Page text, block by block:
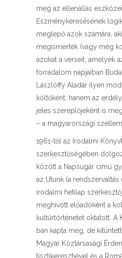
meg az ellenállás
Eszménykeresésének
meglepő azok számára,
megismerték (vagy még
azokat a verseit, amelyek
forradalom napjaiban
Lászlóffy Aladár ilyen
költőként, hanem az
jeles szereplőjeként is
– a magyarországi
1961-től az Irodalmi
szerkesztőségében
között a Napsugár című
az Utunk (a
irodalmi hetilap
meghívott előadóként a
kultúrtörténetet oktatott. A
ban kapta meg, de
Magyar Köztársasági
tisztikeresztjével és a